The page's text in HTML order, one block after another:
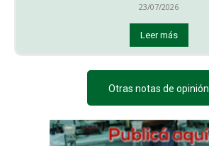
23/07/2026
Leer más
Otras notas de opinión